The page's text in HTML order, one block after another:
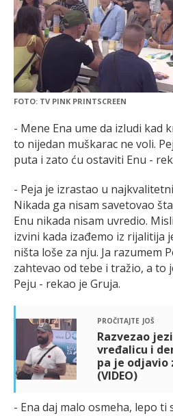
FOTO: TV PINK PRINTSCREEN
- Mene Ena ume da izludi kad
to nijedan muškarac ne voli.
puta i zato ću ostaviti Enu -
- Peja je izrastao u
Nikada ga nisam savetovao
Enu nikada nisam uvredio.
izvini kada izađemo iz rijalitija
ništa loše za nju. Ja razumem
zahtevao od tebe i tražio, a to
Peju - rekao je Gruja.
pročitajte još
Razvezao
vređalicu i
pa je odjavio
(VIDEO)
- Ena daj malo osmeha, lepo ti